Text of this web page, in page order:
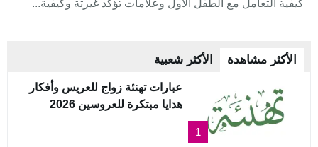
كيفية التعامل مع الطفل الاول وعلامات تؤكد غيرتة وكيفية...
الأكثر مشاهدة الأكثر شعبية
1
عبارات تهنئة زواج للعريس وأفكار
هدايا مبتكرة للعروسين 2026